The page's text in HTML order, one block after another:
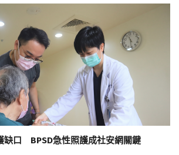
缺口 BPSD急性照護成社安網關鍵